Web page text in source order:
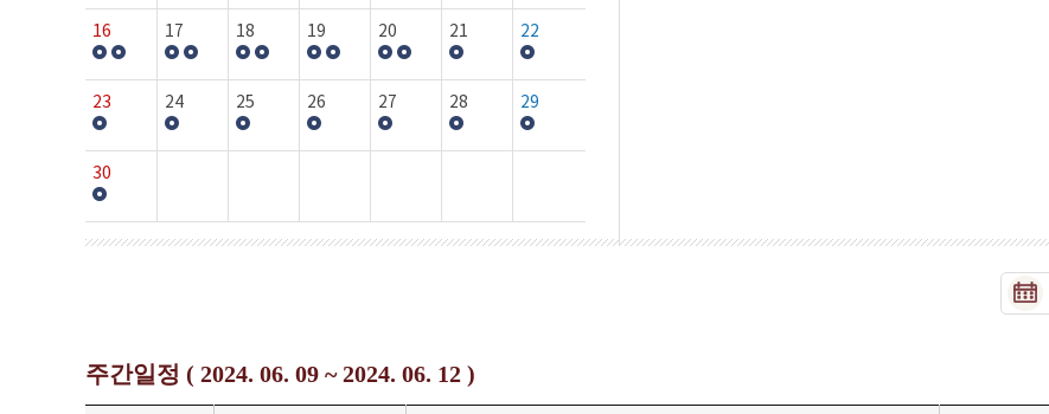
16 17 18 19 20 21 22
23 24 25 26 27 28 29
30
주간일정 ( 2024. 06. 09 ~ 2024. 06. 12 )